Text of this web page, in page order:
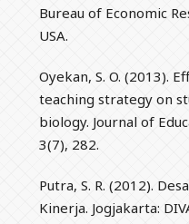
Bureau of Economic
USA.
Oyekan, S. O. (2013).
teaching strategy on
biology. Journal of
3(7), 282.
Putra, S. R. (2012).
Kinerja. Jogjakarta: